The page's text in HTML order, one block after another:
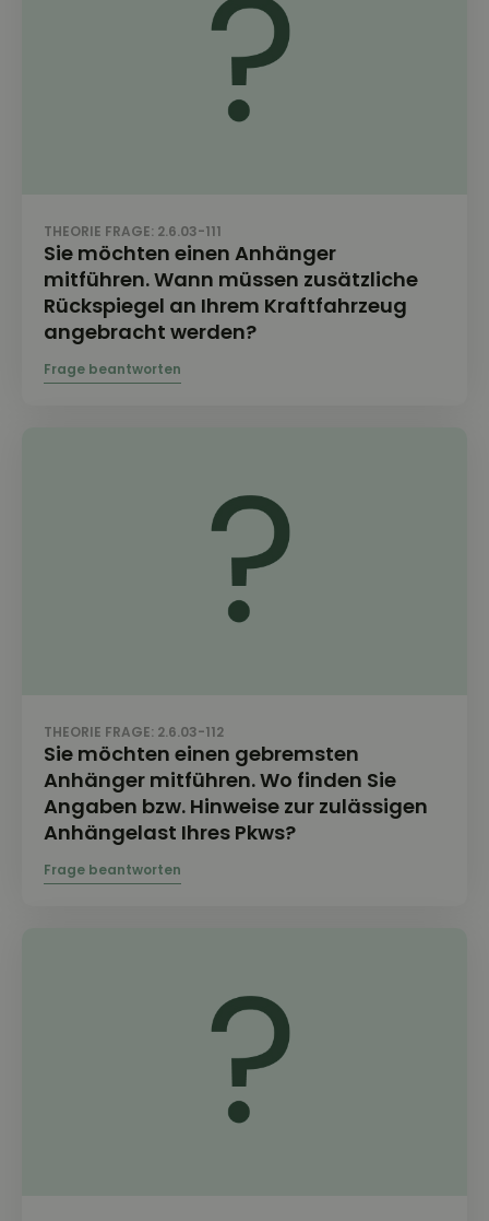
THEORIE FRAGE: 2.6.03-111
Sie möchten einen Anhänger
mitführen. Wann müssen zusätzliche
Rückspiegel an Ihrem Kraftfahrzeug
angebracht werden?
THEORIE FRAGE: 2.6.03-112
Sie möchten einen gebremsten
Anhänger mitführen. Wo finden Sie
Angaben bzw. Hinweise zur zulässigen
Anhängelast Ihres Pkws?